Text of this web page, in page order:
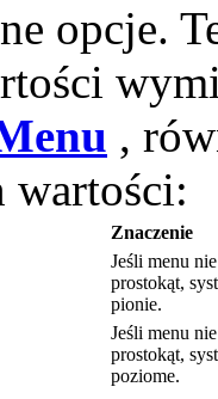
opcje.
,
wartości:
Znaczenie
Jeśli menu
prostokąt,
pionie.
Jeśli menu
prostokąt,
poziome.